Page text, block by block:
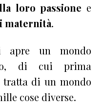
loro passione e
maternità.
apre un mondo
di cui prima
tratta di un mondo
cose diverse.